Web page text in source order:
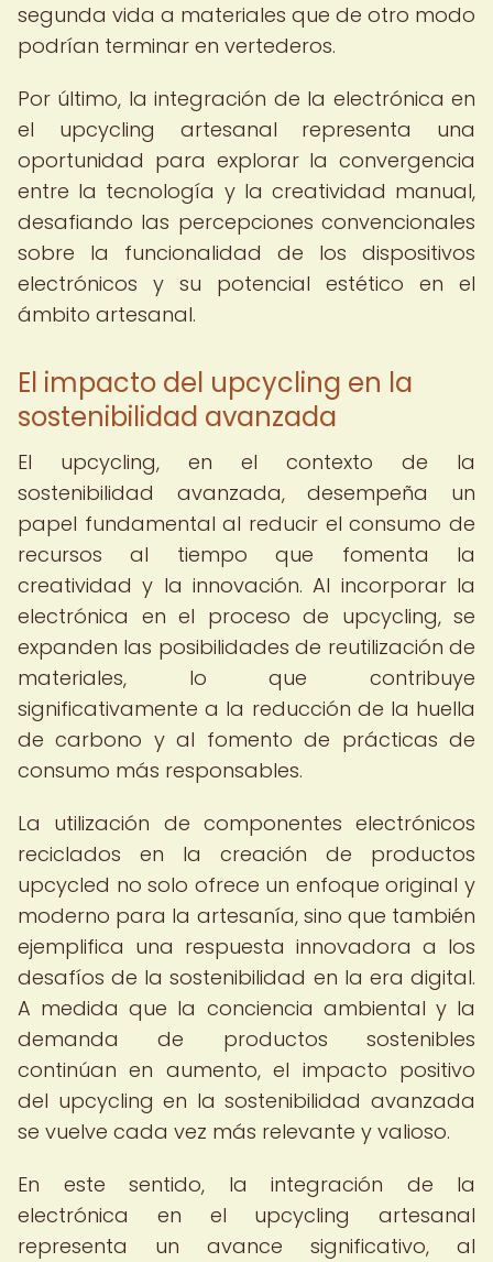
segunda vida a materiales que de otro modo
podrían terminar en vertederos.
Por último, la integración de la electrónica en
el upcycling artesanal representa una
oportunidad para explorar la convergencia
entre la tecnología y la creatividad manual,
desafiando las percepciones convencionales
sobre la funcionalidad de los dispositivos
electrónicos y su potencial estético en el
ámbito artesanal.
El impacto del upcycling en la
sostenibilidad avanzada
El upcycling, en el contexto de la
sostenibilidad avanzada, desempeña un
papel fundamental al reducir el consumo de
recursos al tiempo que fomenta la
creatividad y la innovación. Al incorporar la
electrónica en el proceso de upcycling, se
expanden las posibilidades de reutilización de
materiales, lo que contribuye
significativamente a la reducción de la huella
de carbono y al fomento de prácticas de
consumo más responsables.
La utilización de componentes electrónicos
reciclados en la creación de productos
upcycled no solo ofrece un enfoque original y
moderno para la artesanía, sino que también
ejemplifica una respuesta innovadora a los
desafíos de la sostenibilidad en la era digital.
A medida que la conciencia ambiental y la
demanda de productos sostenibles
continúan en aumento, el impacto positivo
del upcycling en la sostenibilidad avanzada
se vuelve cada vez más relevante y valioso.
En este sentido, la integración de la
electrónica en el upcycling artesanal
representa un avance significativo, al